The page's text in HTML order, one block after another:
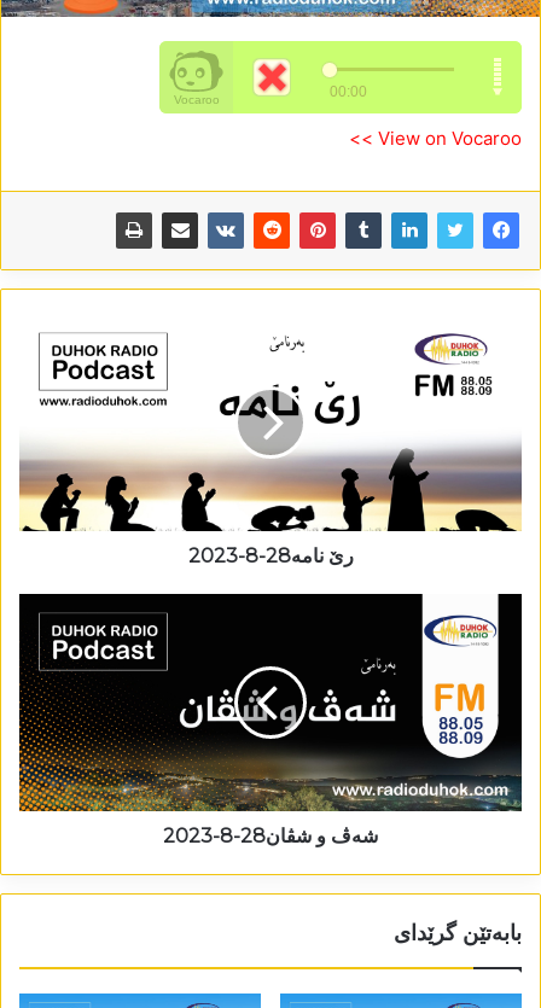
View on Vocaroo >>
رێ نامە28-8-2023
شەڤ و شڤان28-8-2023
بابەتێن گرێدای